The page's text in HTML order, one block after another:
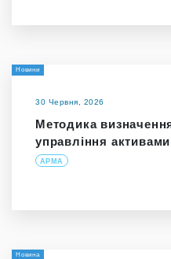
Новини
30 Червня, 2026
Методика
управління
АРМА
Новина